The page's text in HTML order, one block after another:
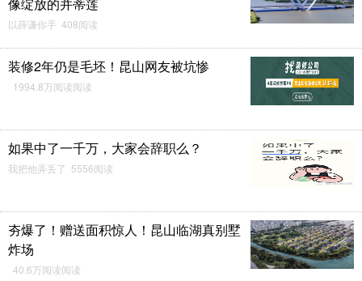
以薛谦你手 408阅读
装修2年仍是毛坯！昆山网友被坑惨
1994.8万阅读阅读
如果中了一千万，大家会辞职么？
我把他弄丢了 5556阅读
夯爆了！赠送面积惊人！昆山临湖真别墅
炸场
40.6万阅读阅读